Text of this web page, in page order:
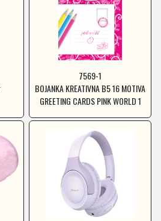
7569-1
BOJANKA KREATIVNA B5 16 MOTIVA
GREETING CARDS PINK WORLD 1